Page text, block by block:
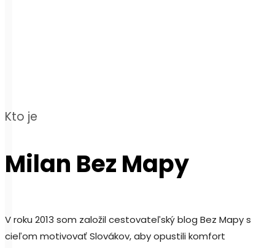
Kto je
Milan Bez Mapy
V roku 2013 som založil cestovateľský blog Bez Mapy s
cieľom motivovať Slovákov, aby opustili komfort